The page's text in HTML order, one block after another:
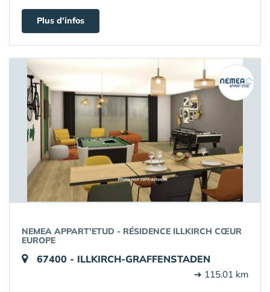
Plus d'infos
NEMEA APPART'ETUD - RÉSIDENCE ILLKIRCH CŒUR
EUROPE
67400 - ILLKIRCH-GRAFFENSTADEN
➔ 115.01 km